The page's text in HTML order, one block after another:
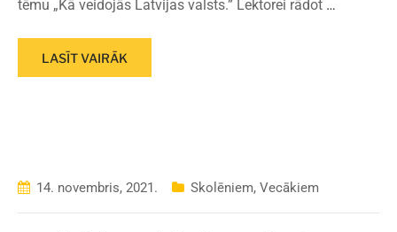
tēmu „Kā veidojās Latvijas valsts.” Lektorei rādot …
LASĪT VAIRĀK
14. novembris, 2021. Skolēniem, Vecākiem